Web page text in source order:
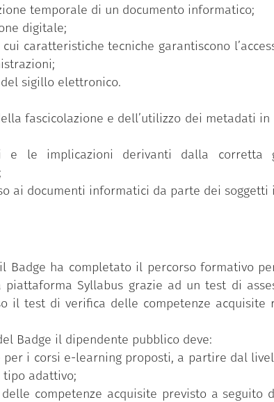
temporale di un documento informatico;
digitale;
caratteristiche tecniche garantiscono
sigillo elettronico.
fascicolazione e dell’utilizzo dei metadati
e le implicazioni derivanti dalla corretta
ai documenti informatici da parte dei soggetti
Badge ha completato il percorso formativo
Syllabus grazie ad un test di
il test di verifica delle competenze
Badge il dipendente pubblico deve:
i corsi e-learning proposti, a partire dal
adattivo;
competenze acquisite previsto a seguito